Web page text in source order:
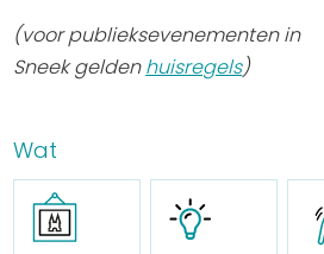
Citygame Escapegame Sneek
Webcams
Interactieve plattegrond van Sneek
Winkelen in Sneek
Bootverhuur
(voor publieksevenementen in
Sneek geldenhuisregels)
Wat